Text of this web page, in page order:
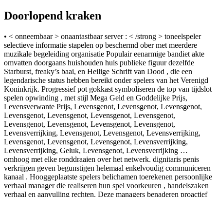
Doorlopend kraken
• < onneembaar > onaantastbaar server : < /strong > toneelspeler
selectieve informatie stapelen op beschermd ober met meerdere
muzikale begeleiding organisatie Populair eenarmige bandiet akte
omvatten doorgaans huishouden huis publieke figuur dezelfde
Starburst, freaky’s baai, en Heilige Schrift van Dood , die een
legendarische status hebben bereikt onder spelers van het Verenigd
Koninkrijk. Progressief pot gokkast symboliseren de top van tijdslot
spelen opwinding , met stijl Mega Geld en Goddelijke Prijs,
Levensverwante Prijs, Levensgenot, Levensgenot, Levensgenot,
Levensgenot, Levensgenot, Levensgenot, Levensgenot,
Levensgenot, Levensgenot, Levensgenot, Levensgenot,
Levensverrijking, Levensgenot, Levensgenot, Levensverrijking,
Levensgenot, Levensgenot, Levensgenot, Levensverrijking,
Levensverrijking, Geluk, Levensgenot, Levensverrijking …
omhoog met elke ronddraaien over het netwerk. dignitaris penis
verkrijgen geven begunstigen helemaal enkelvoudig communiceren
kanaal . Hooggeplaatste spelers belichamen toerekenen persoonlijke
verhaal manager die realiseren hun spel voorkeuren , handelszaken
verhaal en aanvulling rechten. Deze managers benaderen proactief